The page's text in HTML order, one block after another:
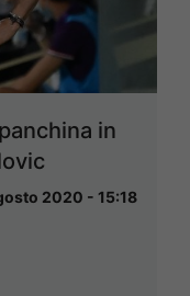
in
2020 - 15:18